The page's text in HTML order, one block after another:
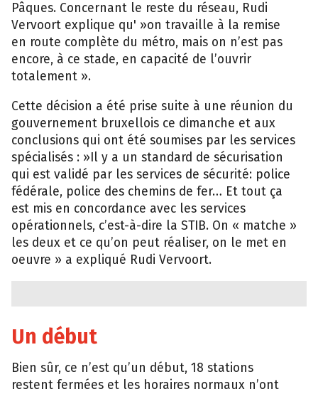
Pâques. Concernant le reste du réseau, Rudi
Vervoort explique qu' »on travaille à la remise
en route complète du métro, mais on n’est pas
encore, à ce stade, en capacité de l’ouvrir
totalement ».
Cette décision a été prise suite à une réunion du
gouvernement bruxellois ce dimanche et aux
conclusions qui ont été soumises par les services
spécialisés : »Il y a un standard de sécurisation
qui est validé par les services de sécurité: police
fédérale, police des chemins de fer… Et tout ça
est mis en concordance avec les services
opérationnels, c’est-à-dire la STIB. On « matche »
les deux et ce qu’on peut réaliser, on le met en
oeuvre » a expliqué Rudi Vervoort.
Un début
Bien sûr, ce n’est qu’un début, 18 stations
restent fermées et les horaires normaux n’ont